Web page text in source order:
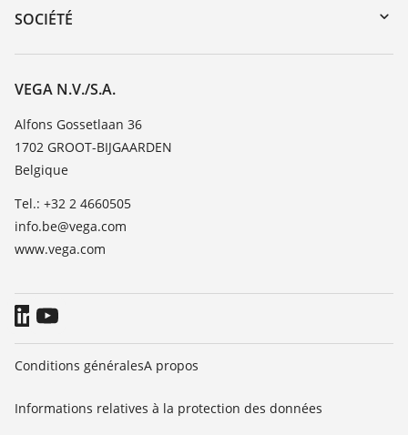
DTM Collection/PACTware
Formations
Liste de compatibilité chimique
TeamViewer
SOCIÉTÉ
Carrière
À propos de VEGA
Contact
News
Presse
Blog
VEGA N.V./S.A.
Alfons Gossetlaan 36
1702 GROOT-BIJGAARDEN
Belgique
Tel.: +32 2 4660505
info.be@vega.com
www.vega.com
Conditions généralesA propos
Informations relatives à la protection des données